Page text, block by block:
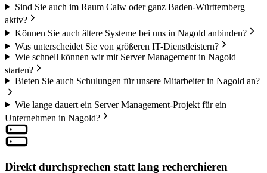
Sind Sie auch im Raum Calw oder ganz Baden-Württemberg
aktiv?
Können Sie auch ältere Systeme bei uns in Nagold anbinden?
Was unterscheidet Sie von größeren IT-Dienstleistern?
Wie schnell können wir mit Server Management in Nagold
starten?
Bieten Sie auch Schulungen für unsere Mitarbeiter in Nagold an?
Wie lange dauert ein Server Management-Projekt für ein
Unternehmen in Nagold?
Direkt durchsprechen statt lang recherchieren